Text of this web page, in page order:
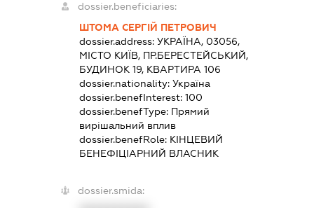
dossier.beneficiaries:
ШТОМА СЕРГІЙ ПЕТРОВИЧ
dossier.address: УКРАЇНА, 03056,
МІСТО КИЇВ, ПР.БЕРЕСТЕЙСЬКИЙ,
БУДИНОК 19, КВАРТИРА 106
dossier.nationality: Україна
dossier.benefInterest: 100
dossier.benefType: Прямий
вирішальний вплив
dossier.benefRole: КІНЦЕВИЙ
БЕНЕФІЦІАРНИЙ ВЛАСНИК
dossier.smida: